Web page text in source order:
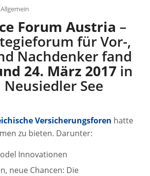
Allgemein
Forum Austria –
für Vor-,
Nachdenker fand
24. März 2017 in
Neusiedler See
Versicherungsforen hatte
zu bieten. Darunter:
Innovationen
neue Chancen: Die